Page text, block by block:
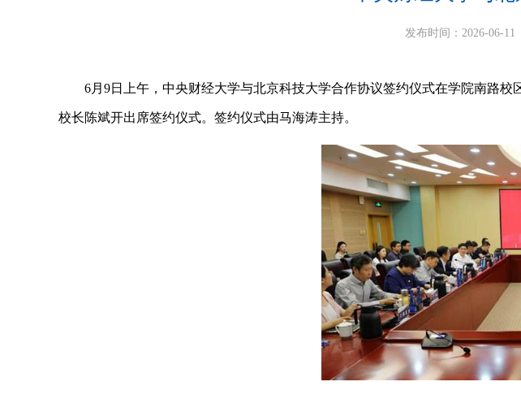
发布时间：2026-06-11
6月9日上午，中央财经大学与北京科技大学合作协议签约仪式在学院南路
校长陈斌开出席签约仪式。签约仪式由马海涛主持。